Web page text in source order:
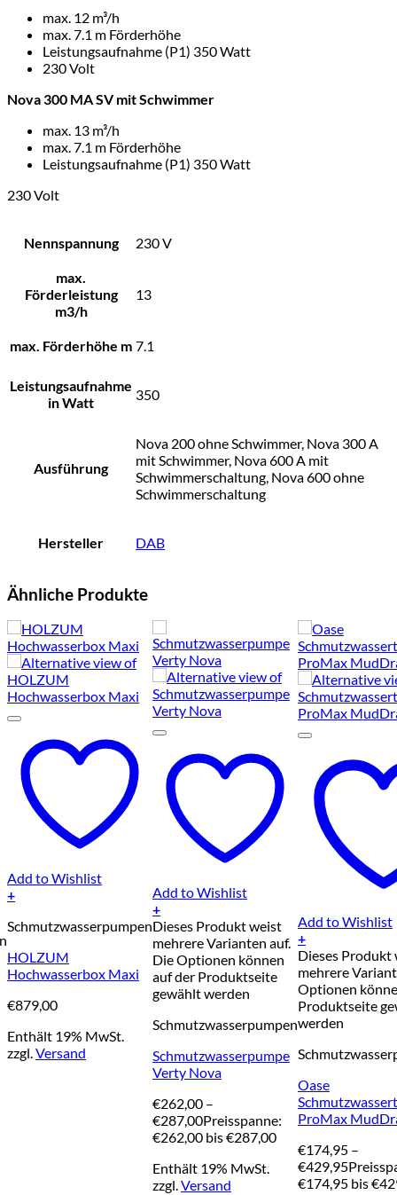
max. 12 m³/h
max. 7.1 m Förderhöhe
Leistungsaufnahme (P1) 350 Watt
230 Volt
Nova 300 MA SV mit Schwimmer
max. 13 m³/h
max. 7.1 m Förderhöhe
Leistungsaufnahme (P1) 350 Watt
230 Volt
Nennspannung 230 V
max.
Förderleistung
m3/h
13
max. Förderhöhe m 7.1
Leistungsaufnahme
in Watt
350
Ausführung
Nova 200 ohne Schwimmer, Nova 300 A
mit Schwimmer, Nova 600 A mit
Schwimmerschaltung, Nova 600 ohne
Schwimmerschaltung
Hersteller DAB
Ähnliche Produkte
Add to Wishlist
+
Schmutzwasserpumpen
HOLZUM
Hochwasserbox Maxi
€879,00
Enthält 19% MwSt.
zzgl.Versand
Add to Wishlist
+
Dieses Produkt weist
mehrere Varianten auf.
Die Optionen können
auf der Produktseite
gewählt werden
Schmutzwasserpumpen
Schmutzwasserpumpe
Verty Nova
€262,00 –
€287,00Preisspanne:
€262,00 bis €287,00
Enthält 19% MwSt.
zzgl.Versand
Add to Wishlist
+
Dieses Produkt
mehrere
Optionen
Produktseite
werden
Oase
ProMax
€174,95 –
€429,95
€174,95 bis